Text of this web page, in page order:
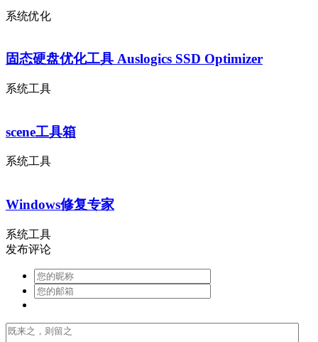
系统优化
固态硬盘优化工具 Auslogics SSD Optimizer
系统工具
scene工具箱
系统工具
Windows修复专家
系统工具
发布评论